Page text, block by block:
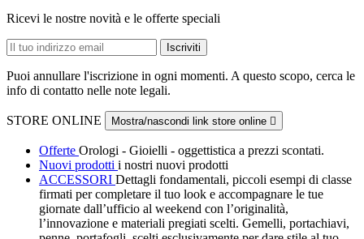
Ricevi le nostre novità e le offerte speciali
Puoi annullare l'iscrizione in ogni momenti. A questo scopo, cerca le
info di contatto nelle note legali.
STORE ONLINE Mostra/nascondi link store online 
Offerte Orologi - Gioielli - oggettistica a prezzi scontati.
Nuovi prodotti i nostri nuovi prodotti
ACCESSORI Dettagli fondamentali, piccoli esempi di classe
firmati per completare il tuo look e accompagnare le tue
giornate dall’ufficio al weekend con l’originalità,
l’innovazione e materiali pregiati scelti. Gemelli, portachiavi,